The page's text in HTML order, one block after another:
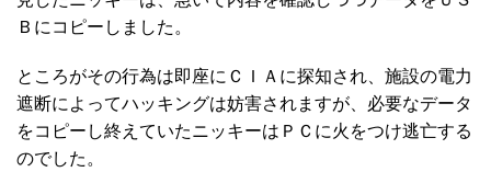
Ｂにコピーしました。
ところがその行為は即座にＣＩＡに探知され、施設の電力
遮断によってハッキングは妨害されますが、必要なデータ
をコピーし終えていたニッキーはＰＣに火をつけ逃亡する
のでした。